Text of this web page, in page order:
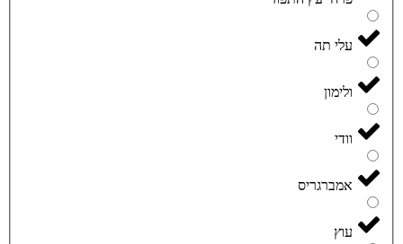
עלי תה
ולימון
וודי
אמברגריס
עוץ